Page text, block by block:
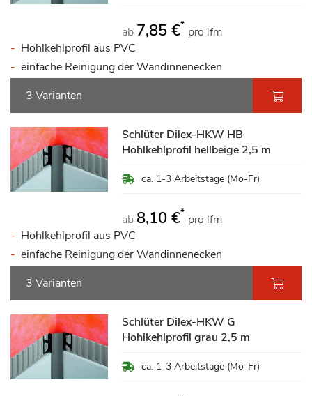
ab 7,85 €* pro lfm
Hohlkehlprofil aus PVC
einfache Reinigung der Wandinnenecken
3 Varianten
Schlüter Dilex-HKW HB
Hohlkehlprofil hellbeige 2,5 m
ca. 1-3 Arbeitstage (Mo-Fr)
ab 8,10 €* pro lfm
Hohlkehlprofil aus PVC
einfache Reinigung der Wandinnenecken
3 Varianten
Schlüter Dilex-HKW G
Hohlkehlprofil grau 2,5 m
ca. 1-3 Arbeitstage (Mo-Fr)